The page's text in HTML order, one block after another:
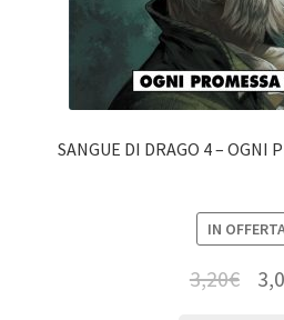
SANGUE DI DRAGO 4 – OGNI
IN
3,20€